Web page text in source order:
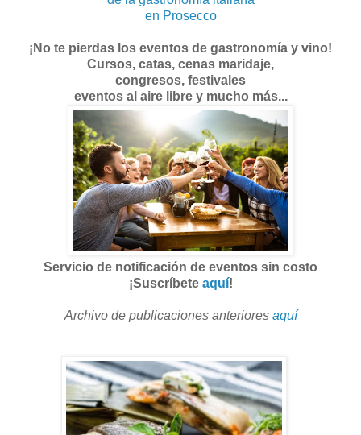
en Prosecco
¡No te pierdas los eventos de gastronomía y vino!
Cursos, catas, cenas maridaje,
congresos, festivales
eventos al aire libre y mucho más...
Servicio de notificación de eventos sin costo
¡Suscríbete aquí!
Archivo de publicaciones anteriores aquí